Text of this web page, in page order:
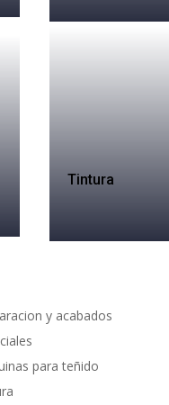
Tintura
y acabados
para teñido